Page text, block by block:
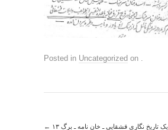
Posted in Uncategorized on .
← یک تاریخ نگاری قشقایی ـ خان نامه ـ برگ ۱۳